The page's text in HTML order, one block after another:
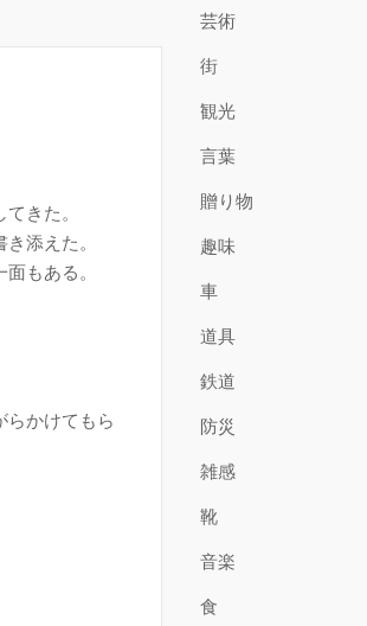
きた。
添えた。
もある。
らかけてもら
芸術
街
観光
言葉
贈り物
趣味
車
道具
鉄道
防災
雑感
靴
音楽
食